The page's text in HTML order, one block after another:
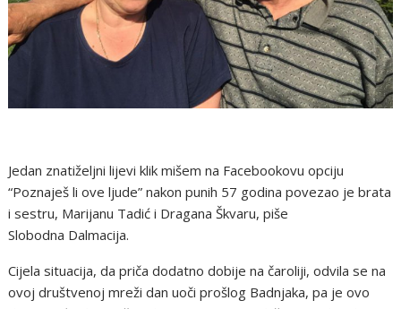
Jedan znatiželjni lijevi klik mišem na Facebookovu opciju
“Poznaješ li ove ljude” nakon punih 57 godina povezao je brata
i sestru, Marijanu Tadić i Dragana Škvaru, piše
Slobodna Dalmacija.
Cijela situacija, da priča dodatno dobije na čaroliji, odvila se na
ovoj društvenoj mreži dan uoči prošlog Badnjaka, pa je ovo